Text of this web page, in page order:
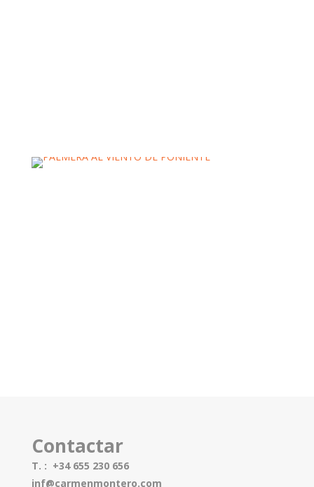
Contactar
T. : +34 655 230 656
inf@carmenmontero.com